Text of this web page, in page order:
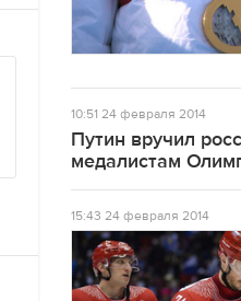
10:51 24 февраля 2014
Путин вручил
медалистам
15:43 24 февраля 2014